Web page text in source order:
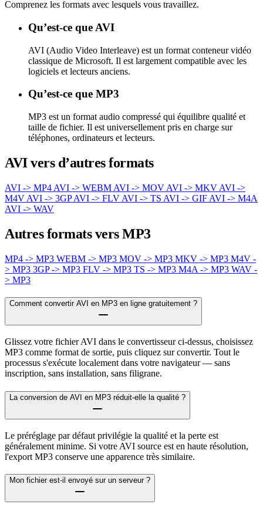
Comprenez les formats avec lesquels vous travaillez.
Qu’est-ce que AVI
AVI (Audio Video Interleave) est un format conteneur vidéo
classique de Microsoft. Il est largement compatible avec les
logiciels et lecteurs anciens.
Qu’est-ce que MP3
MP3 est un format audio compressé qui équilibre qualité et
taille de fichier. Il est universellement pris en charge sur
téléphones, ordinateurs et lecteurs.
AVI vers d’autres formats
AVI -> MP4 AVI -> WEBM AVI -> MOV AVI -> MKV AVI ->
M4V AVI -> 3GPAVI -> FLV AVI -> TS AVI -> GIF AVI -> M4A
AVI -> WAV
Autres formats vers MP3
MP4 -> MP3 WEBM -> MP3 MOV -> MP3 MKV -> MP3 M4V -
> MP3 3GP -> MP3 FLV -> MP3 TS -> MP3 M4A -> MP3 WAV -
> MP3
Comment convertir AVI en MP3 en ligne gratuitement ?
Glissez votre fichier AVI dans le convertisseur ci-dessus, choisissez
MP3 comme format de sortie, puis cliquez sur convertir. Tout le
processus s'exécute localement dans votre navigateur — sans
inscription, sans installation, sans filigrane.
La conversion de AVI en MP3 réduit-elle la qualité ?
Le préréglage par défaut privilégie la qualité et la perte est
généralement minime. Si votre AVI source est en haute résolution,
l'export MP3 conserve une apparence très similaire.
Mon fichier est-il envoyé sur un serveur ?